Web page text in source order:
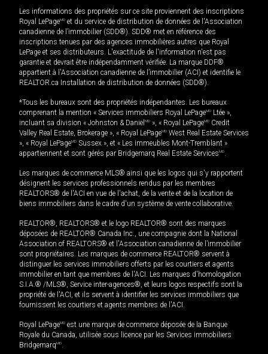
Les informations des propriétés sur ce site proviennent des inscriptions
Royal LePageMD et du service de distribution de données de l'Association
canadienne de l’immobilier (SDD®). SDD® met en référence des
inscriptions tenues par des agences immobilières autres que Royal
LePage et ses distributeurs. L'exactitude de l'information n'est pas
garantie et devrait être indépendamment vérifiée. La marque DDF®
appartient à l'Association canadienne de l’immobilier (ACI) et identifie le
REALTOR.ca Installation de distribution de données (SDD®).
*Tous les bureaux sont des propriétés indépendantes. Les bureaux
comprenant la mention « Services immobiliers Royal LePageMD Ltée »,
incluant sa division « Johnston & Daniel MD », « Royal LePageMD Credit
Valley Real Estate, Brokerage », « Royal LePageMD West Real Estate Services
», « Royal LePageMD Sussex », et « Les immeubles Mont-Tremblant »
appartiennent et sont gérés par Bridgemarq Real Estate ServicesMD.
Les marques de commerce MLS® ainsi que les logos qui s'y rapportent
désignent les services professionnels rendus par les membres
REALTORS® de l'ACI en vue de l'achat, de la vente et de la location de
biens immobiliers dans le cadre d'un système de vente collaborative.
REALTOR®, REALTORS® et le logo REALTOR® sont des marques
déposées de REALTOR® Canada Inc., une compagnie dont la National
Association of REALTORS® et l'Association canadienne de l’immobilier
sont propriétaires. Les marques de commerce REALTOR® servent à
distinguer les services immobiliers offerts par les courtiers et agents
immobilier en tant que membres de l'ACI. Les marques d'homologation
S.I.A.® /MLS®, Service inter-agences®, et leurs logos respectifs sont la
propriété de l'ACI, et ils servent à identifier les services immobiliers que
fournissent les courtiers et agents membres de l'ACI.
Royal LePageMD est une marque de commerce déposée de la Banque
Royale du Canada, utilisée sous licence par les Services immobiliers
BridgemarqMD.